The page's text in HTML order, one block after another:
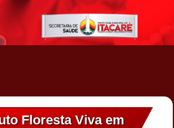
Floresta Viva em